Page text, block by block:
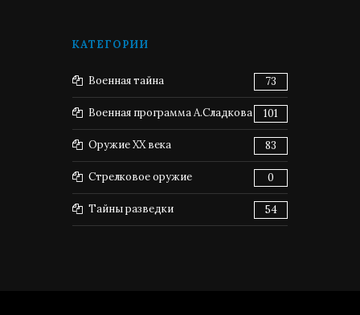
КАТЕГОРИИ
Военная тайна 73
Военная программа А.Сладкова 101
Оружие XX века 83
Стрелковое оружие 0
Тайны разведки 54